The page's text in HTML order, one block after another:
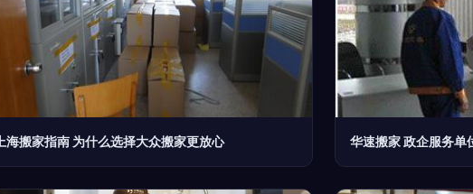
上海搬家指南 为什么选择大众搬家更放心 华速搬家 政企服务单